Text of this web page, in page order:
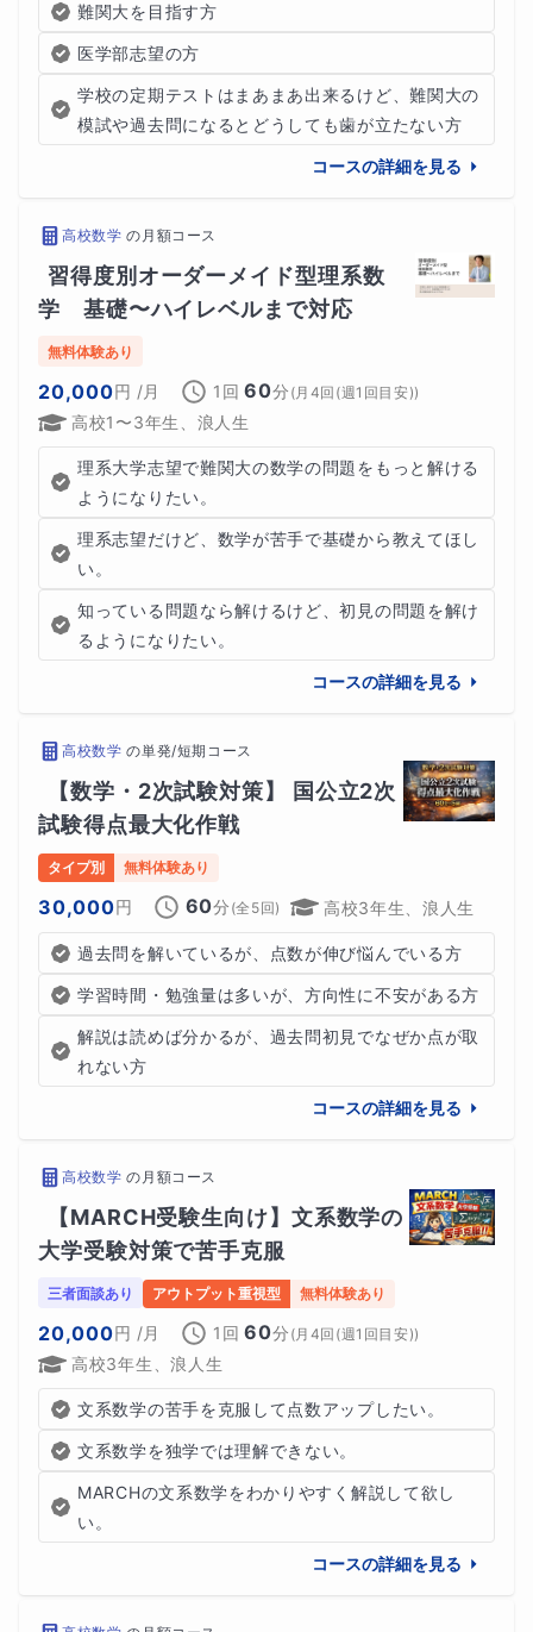
る」ようになります。
この講座が、
高校数学を基礎から立て直すきっかけになれば幸いです。
■ 指導可能時間帯/曜日
要相談
※本業の関係で指導時間帯の完全固定が難しい場合があり
ます。何卒ご容赦下さい。
■ お問い合わせ頂く際に知りたいこと
生徒さんの志望校（もしあれば）
難関大を目指す方
医学部志望の方
学校の定期テストはまあまあ出来るけど、難関大の
模試や過去問になるとどうしても歯が立たない方
コースの詳細を見る
高校数学 の 月額コース
習得度別オーダーメイド型理系数
学　基礎〜ハイレベルまで対応
無料体験あり
20,000円 /月 1回 60分 (月4回(週1回目安))
高校1〜3年生、浪人生
理系大学志望で難関大の数学の問題をもっと解ける
ようになりたい。
理系志望だけど、数学が苦手で基礎から教えてほし
い。
知っている問題なら解けるけど、初見の問題を解け
るようになりたい。
コースの詳細を見る
高校数学 の単発/短期コース
【数学・2次試験対策】 国公立2次
試験得点最大化作戦
タイプ別 無料体験あり
30,000円 60分 (全 5回) 高校3年生、浪人生
過去問を解いているが、点数が伸び悩んでいる方
学習時間・勉強量は多いが、方向性に不安がある方
解説は読めば分かるが、過去問初見でなぜか点が取
れない方
コースの詳細を見る
高校数学 の 月額コース
【MARCH受験生向け】文系数学の
大学受験対策で苦手克服
三者面談あり アウトプット重視型 無料体験あり
20,000円 /月 1回 60分 (月4回(週1回目安))
高校3年生、浪人生
文系数学の苦手を克服して点数アップしたい。
文系数学を独学では理解できない。
MARCHの文系数学をわかりやすく解説して欲し
い。
コースの詳細を見る